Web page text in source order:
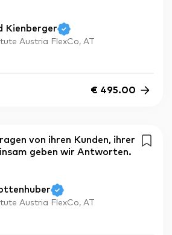
Kienberger
Austria FlexCo, AT
€ 495.00
von ihren Kunden, ihrer
geben wir Antworten.
Austria FlexCo, AT